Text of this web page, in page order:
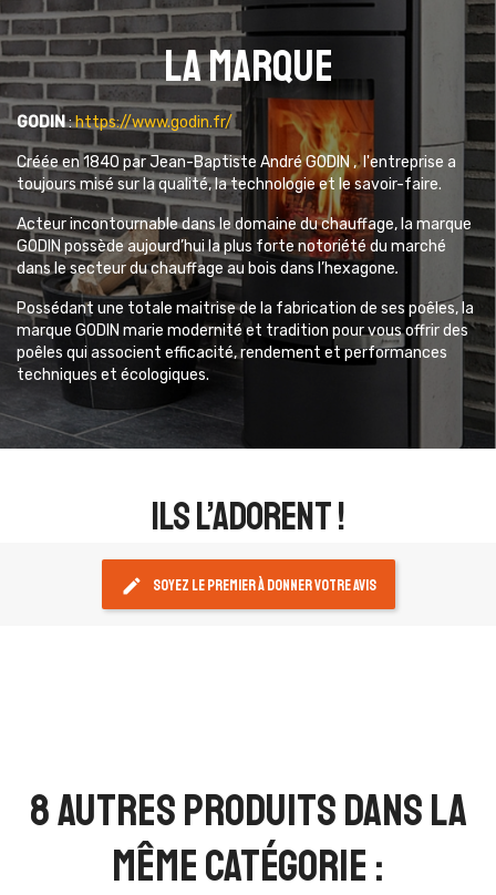
La marque
GODIN:https://www.godin.fr/
Créée en 1840 par Jean-Baptiste André GODIN , l'entreprise a
toujours misé sur la qualité, la technologie et le savoir-faire.
Acteur incontournable dans le domaine du chauffage, la marque
GODIN possède aujourd’hui la plus forte notoriété du marché
dans le secteur du chauffage au bois dans l’hexagone.
Possédant une totale maitrise de la fabrication de ses poêles, la
marque GODIN marie modernité et tradition pour vous offrir des
poêles qui associent efficacité, rendement et performances
techniques et écologiques.
ils l’adorent !
edit Soyez le premier à donner votre avis
8 autres produits dans la
même catégorie :